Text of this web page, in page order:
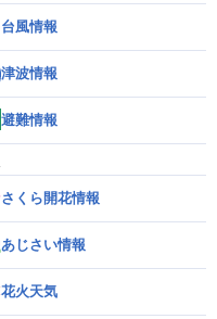
台風情報
津波情報
避難情報
さくら開花情報
あじさい情報
花火天気